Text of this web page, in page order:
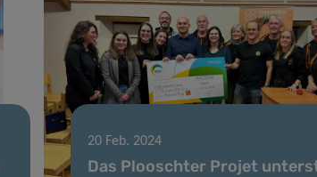
20 Feb. 2024
Das Plooschter Projet